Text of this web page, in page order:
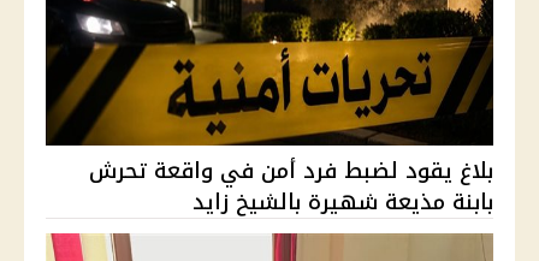
بلاغ يقود لضبط فرد أمن في واقعة تحرش
بابنة مذيعة شهيرة بالشيخ زايد